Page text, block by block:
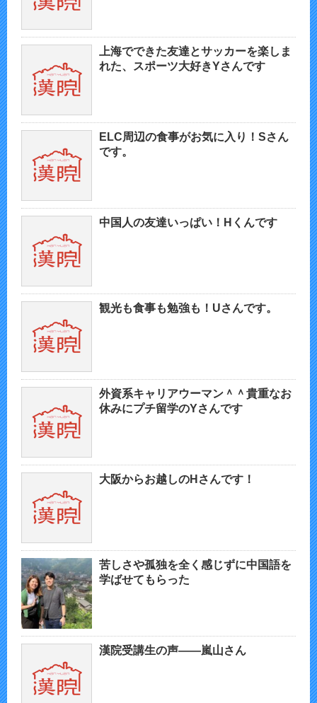
上海でできた友達とサッカーを楽しま
れた、スポーツ大好きYさんです
ELC周辺の食事がお気に入り！Sさん
です。
中国人の友達いっぱい！Hくんです
観光も食事も勉強も！Uさんです。
外資系キャリアウーマン＾＾貴重なお
休みにプチ留学のYさんです
大阪からお越しのHさんです！
苦しさや孤独を全く感じずに中国語を
学ばせてもらった
漢院受講生の声——嵐山さん